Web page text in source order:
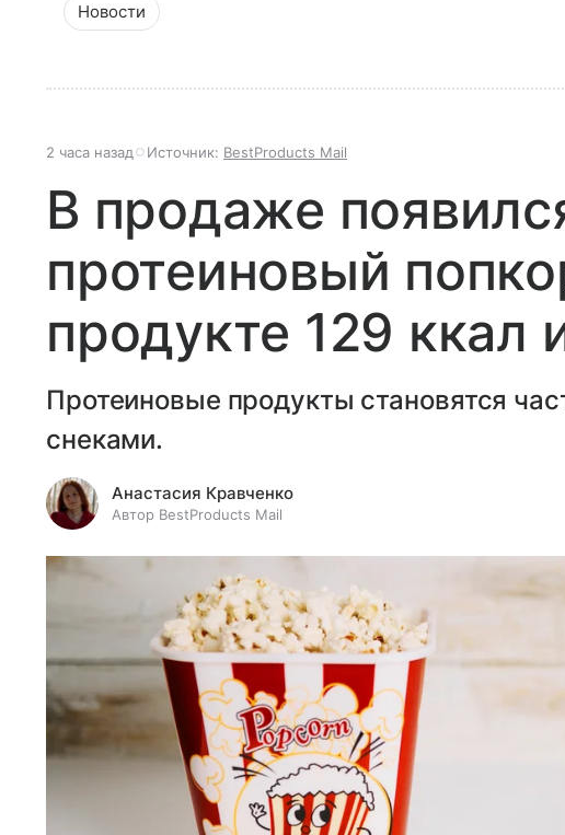
Новости
2 часа назад Источник: BestProducts Mail
В продаже
протеиновый
продукте 129 ккал
Протеиновые продукты становятся
снеками.
Анастасия Кравченко
Автор BestProducts Mail